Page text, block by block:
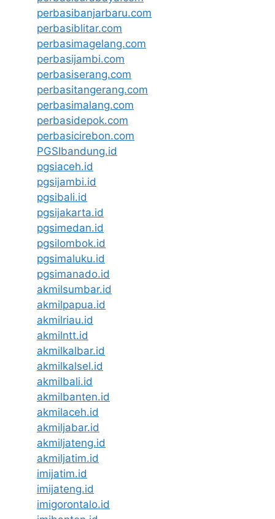
perbasibanjarbaru.com
perbasiblitar.com
perbasimagelang.com
perbasijambi.com
perbasiserang.com
perbasitangerang.com
perbasimalang.com
perbasidepok.com
perbasicirebon.com
PGSIbandung.id
pgsiaceh.id
pgsijambi.id
pgsibali.id
pgsijakarta.id
pgsimedan.id
pgsilombok.id
pgsimaluku.id
pgsimanado.id
akmilsumbar.id
akmilpapua.id
akmilriau.id
akmilntt.id
akmilkalbar.id
akmilkalsel.id
akmilbali.id
akmilbanten.id
akmilaceh.id
akmiljabar.id
akmiljateng.id
akmiljatim.id
imijatim.id
imijateng.id
imigorontalo.id